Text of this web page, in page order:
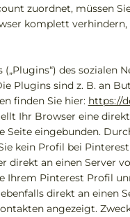
zuordnet, müssen
komplett verhindern,
des
Plugins sind z. B.
finden Sie hier: https://
Ihr Browser eine
eingebunden.
kein Profil bei
direkt an einen Server
Pinterest Profil
direkt an
angezeigt.